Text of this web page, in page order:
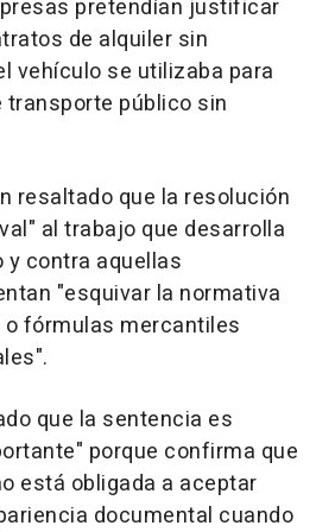
pretendían justificar
de alquiler sin
vehículo se utilizaba para
público sin
resaltado que la resolución
al trabajo que desarrolla
contra aquellas
"esquivar la normativa
fórmulas mercantiles
que la sentencia es
porque confirma que
está obligada a aceptar
documental cuando